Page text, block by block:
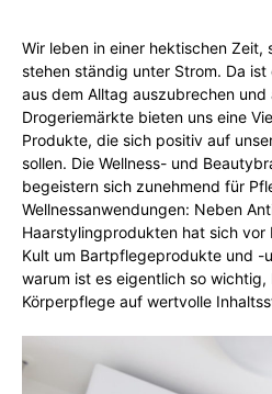
Wir leben in einer hektischen Zeit,
stehen ständig unter Strom. Da
aus dem Alltag auszubrechen und
Drogeriemärkte bieten uns eine
Produkte, die sich positiv auf
sollen. Die Wellness- und
begeistern sich zunehmend für
Wellnessanwendungen: Neben
Haarstylingprodukten hat sich vor
Kult um Bartpflegeprodukte und -
warum ist es eigentlich so
Körperpflege auf wertvolle